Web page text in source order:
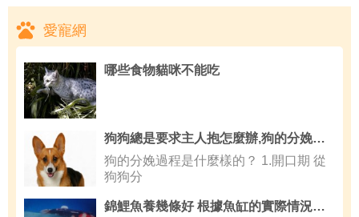
愛寵網
哪些食物貓咪不能吃
狗狗總是要求主人抱怎麼辦,狗的分娩過程是什麼樣的
狗的分娩過程是什麼樣的？ 1.開口期 從
狗狗分
錦鯉魚養幾條好 根據魚缸的實際情況來判斷